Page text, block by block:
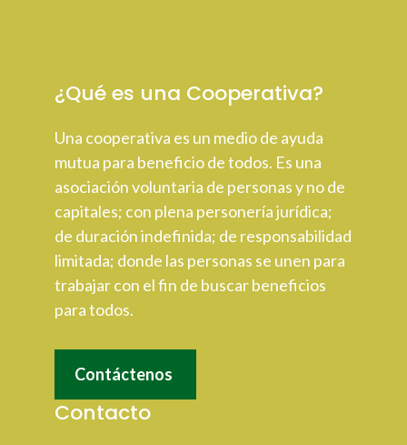
¿Qué es una Cooperativa?
Una cooperativa es un medio de ayuda
mutua para beneficio de todos. Es una
asociación voluntaria de personas y no de
capitales; con plena personería jurídica;
de duración indefinida; de responsabilidad
limitada; donde las personas se unen para
trabajar con el fin de buscar beneficios
para todos.
Contáctenos
Contacto